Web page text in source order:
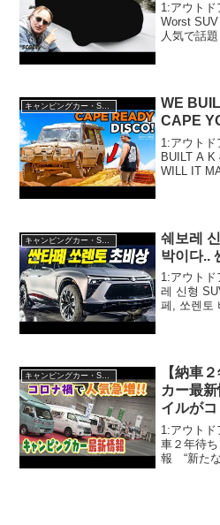
1:アウトド
Worst
人気で話
WE
CAPE
1:アウトド
BUILT A K
WILL IT
キャンピングカー・SUV人気車種
쉐보레
박이다..
1:アウトド
레 신형
페, 쏘렌토
【納車
カー最
イルがコ
1:アウトド
車２年待
報 “新たな